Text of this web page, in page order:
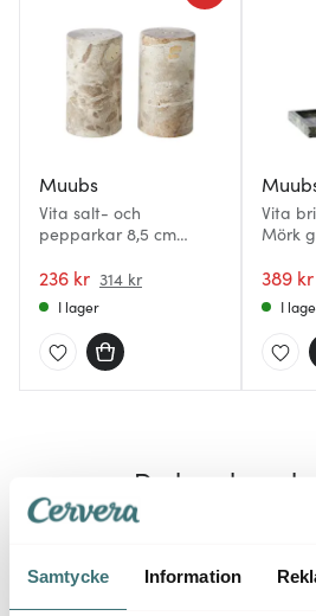
Samtycke Information
Muubs
Vita salt- och
pepparkar 8,5 cm
236 kr 314 kr
I lager
Vita
Mörk
389 kr
I
Du kanske
25%